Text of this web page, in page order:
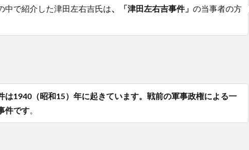
中で紹介した津田左右吉氏は 、「津田左右吉事件」 の当事者の方
は1940（昭和15）年に起きています。戦前の軍事政権による一
件です